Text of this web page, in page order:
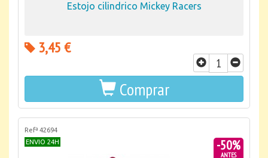
Estojo cilindrico Mickey Racers
3,45 €
Comprar
Refª 42694
ENVIO 24H
-50%
ANTES